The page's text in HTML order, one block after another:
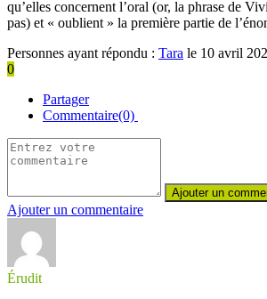
qu’elles concernent l’oral (or, la phrase de
pas) et « oublient » la première partie de
Personnes ayant répondu : Tara le 10 avril
0
Partager
Commentaire(0)
Ajouter un commentaire
Érudit